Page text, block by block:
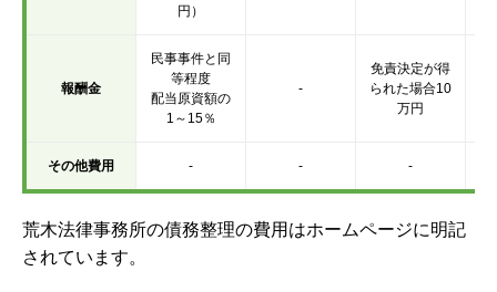
円）
報酬金
民事事件と同
等程度
配当原資額の
1～15％
-
免責決定が得
られた場合10
万円
その他費用 - - -
荒木法律事務所の債務整理の費用はホームページに明記
されています。